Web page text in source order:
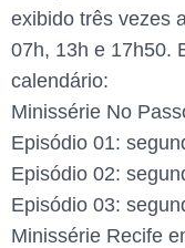
exibido três vezes
07h, 13h e 17h50.
calendário:
Minissérie No
Episódio 01:
Episódio 02:
Episódio 03:
Minissérie Recife